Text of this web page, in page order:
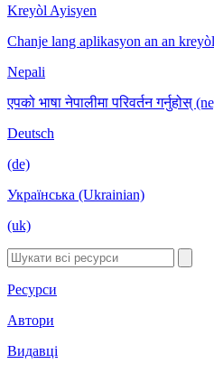
Kreyòl Ayisyen
Chanje lang aplikasyon an an
Nepali
एपको भाषा नेपालीमा परिवर्तन गर्नुहोस्
Deutsch
(de)
Українська (Ukrainian)
(uk)
Ресурси
Автори
Видавці